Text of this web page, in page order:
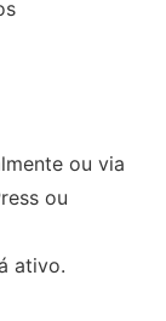
ou via
ou
ativo.